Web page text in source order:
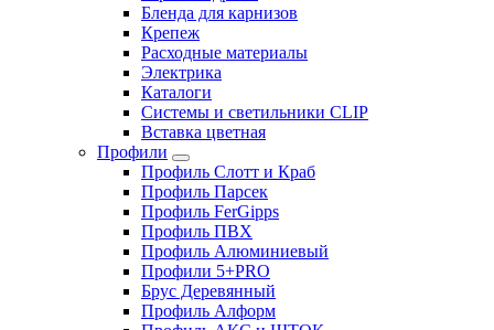
Бленда для карнизов
Крепеж
Расходные материалы
Электрика
Каталоги
Системы и светильники CLIP
Вставка цветная
Профили
Профиль Слотт и Краб
Профиль Парсек
Профиль FerGipps
Профиль ПВХ
Профиль Алюминиевый
Профили 5+PRO
Брус Деревянный
Профиль Алформ